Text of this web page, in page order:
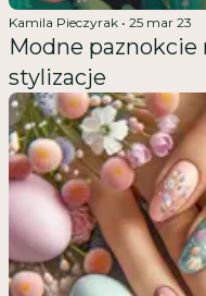
Kamila Pieczyrak • 25 mar 23
Modne paznokcie
stylizacje